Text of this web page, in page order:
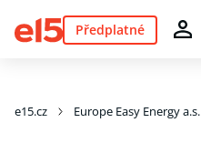
Předplatné
e15.cz Europe Easy Energy a.s.